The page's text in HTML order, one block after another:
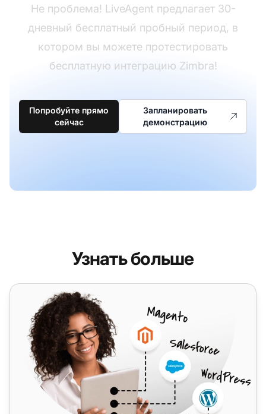
Не проблема! LiveAgent предлагает 30-
дневный бесплатный пробный период, в
котором вы можете протестировать
бесплатную интеграцию Zimbra!
Попробуйте прямо
сейчас
Запланировать
демонстрацию
Узнать больше
Exim